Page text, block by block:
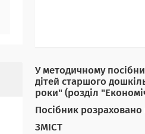
У методичному
дітей старшого
роки" (розділ
Посібник розраховано
ЗМІСТ